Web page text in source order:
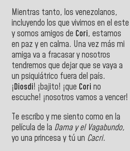
Mientras tanto, los venezolanos,
incluyendo los que vivimos en el este
y somos amigos de Cori, estamos
en paz y en calma. Una vez más mi
amiga va a fracasar y nosotros
tendremos que dejar que se vaya a
un psiquiátrico fuera del país.
¡Diosdi! ¡bajito! ¡que Cori no
escuche! ¡nosotros vamos a vencer!
Te escribo y me siento como en la
película de la Dama y el Vagabundo,
yo una princesa y tú un Cacri.